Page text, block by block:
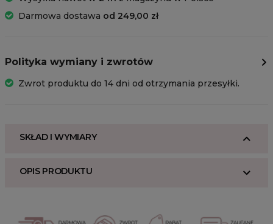
Darmowa dostawa od 249,00 zł
Polityka wymiany i zwrotów
Zwrot produktu do 14 dni od otrzymania przesyłki.
SKŁAD I WYMIARY
OPIS PRODUKTU